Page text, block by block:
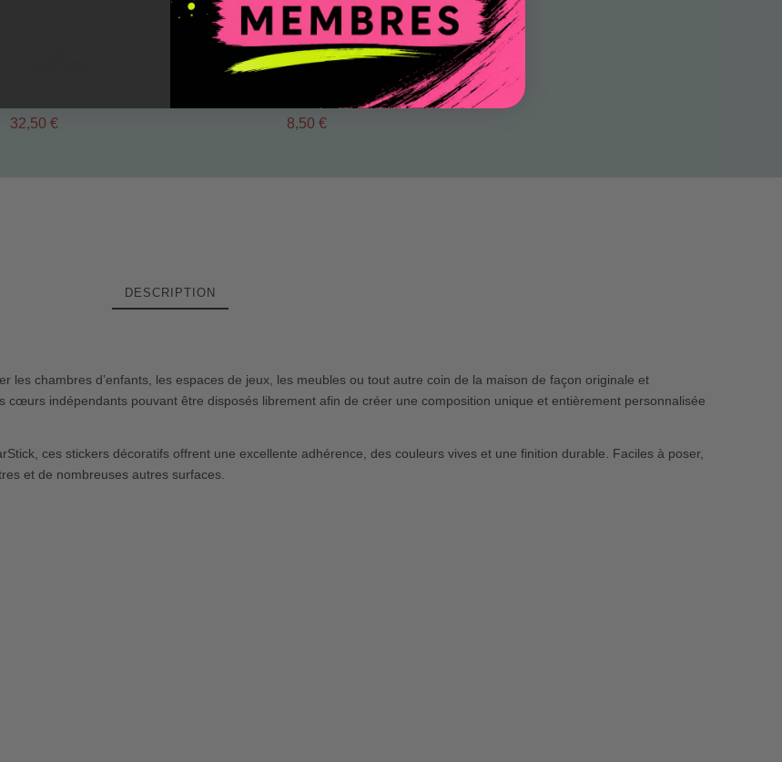
32,50 €
Extra Pack - Extension du sticker Carnaval Animals
8,50 €
DESCRIPTION
les chambres d’enfants, les espaces de jeux, les meubles ou tout autre coin de la maison de façon originale et
cœurs indépendants pouvant être disposés librement afin de créer une composition unique et entièrement personnalisée
ces stickers décoratifs offrent une excellente adhérence, des couleurs vives et une finition durable. Faciles à poser,
et de nombreuses autres surfaces.